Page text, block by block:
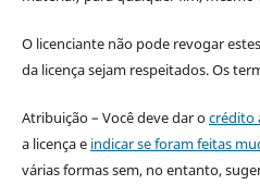
O licenciante não pode revogar
da licença sejam respeitados. Os
Atribuição – Você deve dar ocrédito
a licença e indicar se foram feitas
várias formas sem, no entanto,